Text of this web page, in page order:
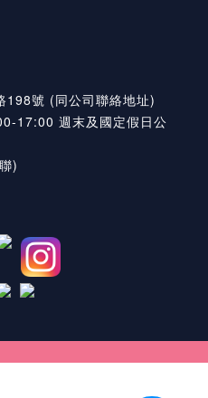
198號 (同公司聯絡地址)
17:00 週末及國定假日公
)